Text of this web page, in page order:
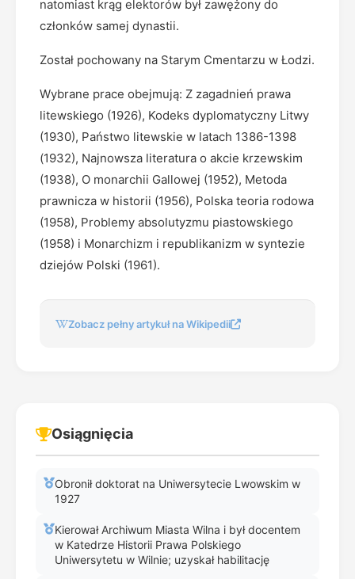
natomiast krąg elektorów był zawężony do
członków samej dynastii.
Został pochowany na Starym Cmentarzu w Łodzi.
Wybrane prace obejmują: Z zagadnień prawa
litewskiego (1926), Kodeks dyplomatyczny Litwy
(1930), Państwo litewskie w latach 1386-1398
(1932), Najnowsza literatura o akcie krzewskim
(1938), O monarchii Gallowej (1952), Metoda
prawnicza w historii (1956), Polska teoria rodowa
(1958), Problemy absolutyzmu piastowskiego
(1958) i Monarchizm i republikanizm w syntezie
dziejów Polski (1961).
Zobacz pełny artykuł na Wikipedii
Osiągnięcia
Obronił doktorat na Uniwersytecie Lwowskim w
1927
Kierował Archiwum Miasta Wilna i był docentem
w Katedrze Historii Prawa Polskiego
Uniwersytetu w Wilnie; uzyskał habilitację